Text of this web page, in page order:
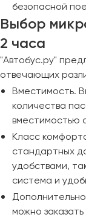
безопасной
Выбор
2 часа
"Автобус.ру"
отвечающих
Вместимость.
количества
вместимостью
Класс
стандартных
удобствами,
система и
можно